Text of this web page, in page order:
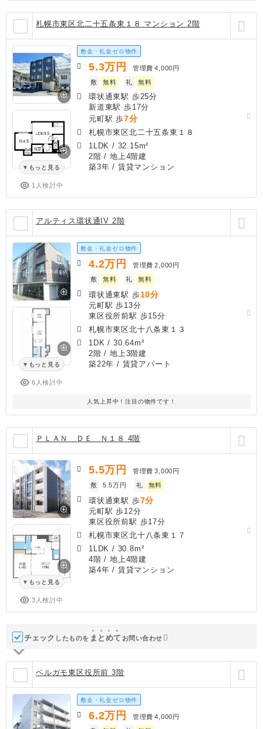
札幌市東区北二十五条東１８ マンション 2階
もっと見る
1人検討中
敷金・礼金ゼロ物件
5.3万円 管理費 4,000円
敷
無料 礼 無料
環状通東駅 歩25分
新道東駅 歩17分
元町駅 歩7分
札幌市東区北二十五条東１８
1LDK / 32.15m²
2階 / 地上4階建
築3年 / 賃貸マンション
アルティス環状通IV 2階
もっと見る
6人検討中
敷金・礼金ゼロ物件
4.2万円 管理費 2,000円
敷
無料 礼 無料
環状通東駅 歩10分
元町駅 歩13分
東区役所前駅 歩15分
札幌市東区北十八条東１３
1DK / 30.64m²
2階 / 地上3階建
築22年 / 賃貸アパート
人気上昇中！注目の物件です！
ＰＬＡＮ ＤＥ Ｎ１８ 4階
もっと見る
3人検討中
5.5万円 管理費 3,000円
敷
5.5万円 礼 無料
環状通東駅 歩7分
元町駅 歩12分
東区役所前駅 歩17分
札幌市東区北十八条東１７
1LDK / 30.8m²
4階 / 地上4階建
築4年 / 賃貸マンション
チェック したものを ま と めて お問い合わせ
ベルガモ東区役所前 3階
敷金・礼金ゼロ物件
6.2万円 管理費 4,000円